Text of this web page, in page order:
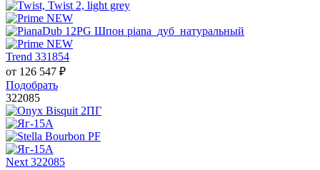
Trend 331854
от 126 547 ₽
Подобрать
322085
Next 322085